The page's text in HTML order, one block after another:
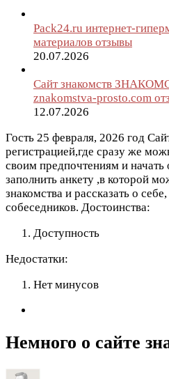
Pack24.ru интернет-
материалов отзывы
20.07.2026
Сайт знакомств
znakomstva-prosto.com
12.07.2026
Гость 25 февраля, 2026 год
регистрацией,где сразу же
своим предпочтениям и
заполнить анкету ,в которой
знакомства и рассказать о
собеседников. Достоинства:
Доступность
Недостатки:
Нет минусов
Немного о сайте